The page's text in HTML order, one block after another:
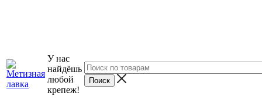
У нас
найдёшь
любой
крепеж!